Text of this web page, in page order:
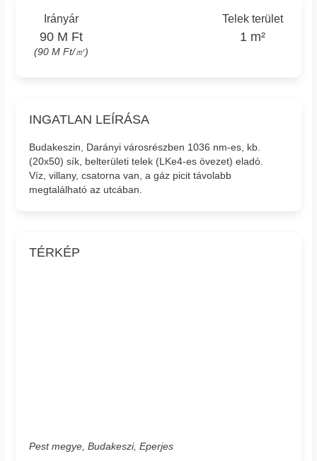
Irányár
90 M Ft
(90 M Ft/㎡)
Telek terület
1 m²
INGATLAN LEÍRÁSA
Budakeszin, Darányi városrészben 1036 nm-es, kb.
(20x50) sík, belterületi telek (LKe4-es övezet) eladó.
Víz, villany, csatorna van, a gáz picit távolabb
megtalálható az utcában.
TÉRKÉP
Pest megye, Budakeszi, Eperjes